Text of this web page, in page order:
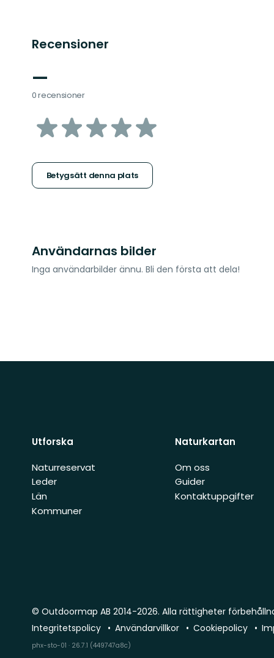
Recensioner
—
0 recensioner
av
stjärnor
Betygsätt denna plats
Användarnas bilder
Inga användarbilder ännu. Bli den första att dela!
Utforska
Naturreservat
Leder
Län
Kommuner
Naturkartan
Om oss
Guider
Kontaktuppgifter
© Outdoormap AB 2014-2026. Alla rättigheter
Integritetspolicy
Användarvillkor Cookiepolicy
phx-sto-01 · 26.7.1 (449747a8c)